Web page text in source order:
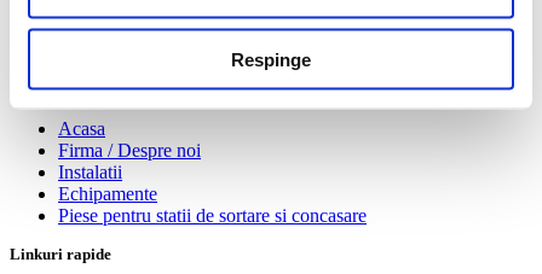
Respinge
Statii De Sortare Si Concasare Agregate
Linkuri rapide
Acasa
Firma / Despre noi
Instalatii
Echipamente
Piese pentru statii de sortare si concasare
Linkuri rapide